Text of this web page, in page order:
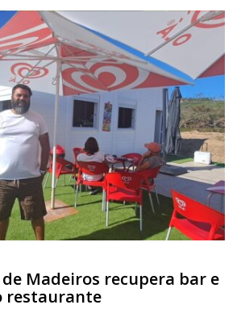
Madeiros recupera bar e
restaurante